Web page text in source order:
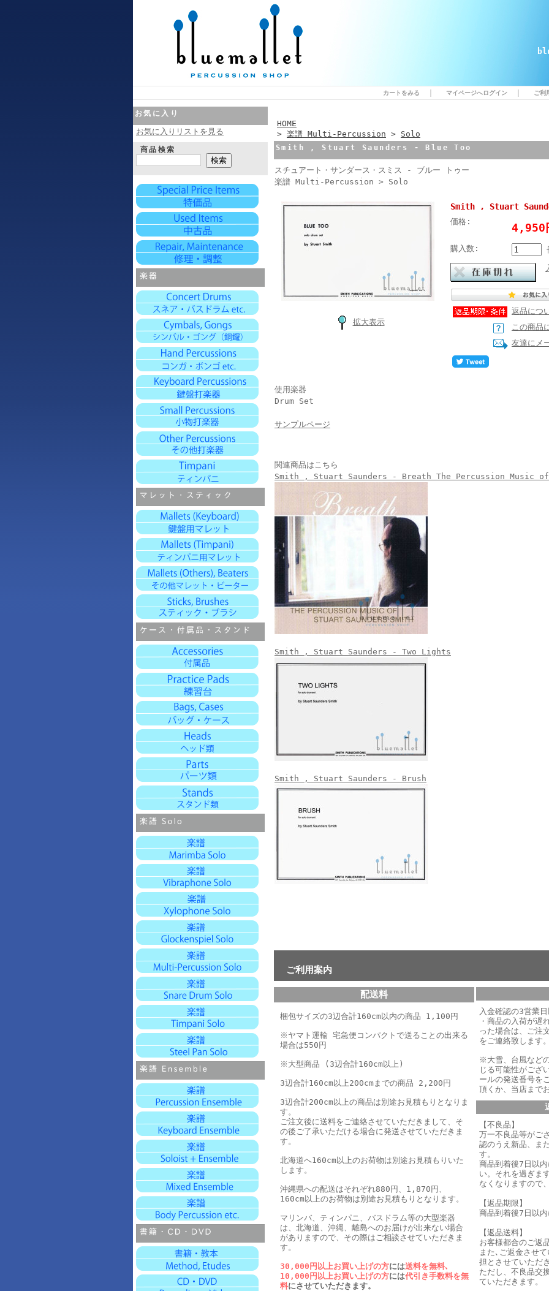
カートをみる マイページへログイン ご利
お気に入り
お気に入りリストを見る
商品検索
HOME
> 楽譜 Multi-Percussion > Solo
Smith , Stuart Saunders - Blue Too
スチュアート・サンダース・スミス - ブルー トゥー
楽譜 Multi-Percussion > Solo
拡大表示
Smith , Stuart
価格:
購入数:
返品につ
この商品
友達にメ
使用楽器
Drum Set
サンプルページ
関連商品はこちら
Smith , Stuart Saunders - Breath The Percussion Music
Smith , Stuart Saunders - Two Lights
Smith , Stuart Saunders - Brush
ご利用案内
配送料
梱包サイズの3辺合計160cm以内の商品 1,100円
※ヤマト運輸 宅急便コンパクトで送ることの出来る
場合は550円
※大型商品 (3辺合計160cm以上)
3辺合計160cm以上200cmまでの商品 2,200円
3辺合計200cm以上の商品は別途お見積もりとなりま
す。
ご注文後に送料をご連絡させていただきまして、そ
の後ご了承いただける場合に発送させていただきま
す。
北海道へ160cm以上のお荷物は別途お見積もりいた
します。
沖縄県への配送はそれぞれ880円、1,870円、
160cm以上のお荷物は別途お見積もりとなります。
マリンバ、ティンパニ、バスドラム等の大型楽器
は、北海道、沖縄、離島へのお届けが出来ない場合
がありますので、その際はご相談させていただきま
す。
30,000円以上お買い上げの方には送料を無料､
10,000円以上お買い上げの方には代引き手数料を無
料にさせていただきます。
入金確認の3営業
・商品の入荷が遅
った場合は、 ご注
をご連絡致します
※大雪、台風など
じる可能性がござ
ールの発送番号を
頂くか、当店まで
【不良品】
万一不良品等がご
認のうえ新品、ま
す。
商品到着後7日以
い。それを過ぎま
なくなりますので
【返品期限】
商品到着後7日以
【返品送料】
お客様都合のご返
また､ご返金させ
担とさせていただ
ただし、不良品交
ていただきます。